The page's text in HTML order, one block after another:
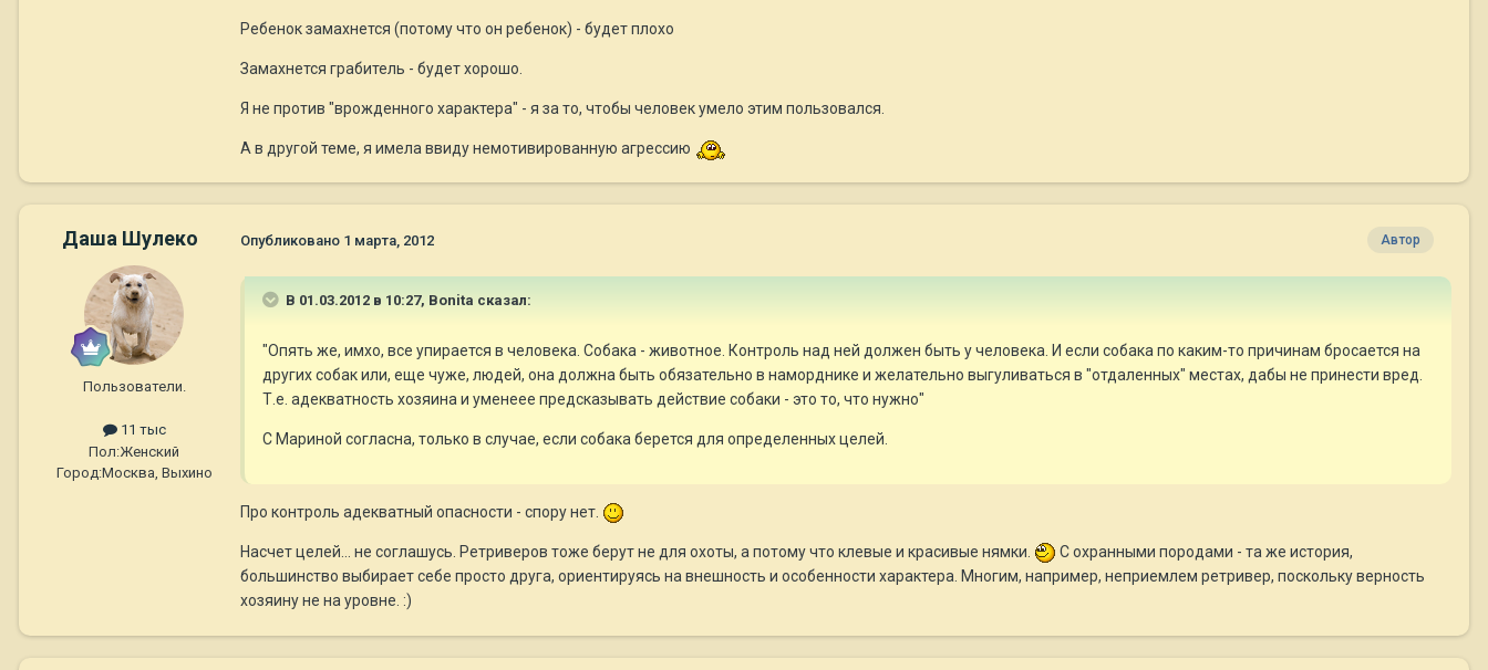
Ребенок замахнется (потому что он ребенок) - будет плохо
Замахнется грабитель - будет хорошо.
Я не против "врожденного характера" - я за то, чтобы человек умело этим пользовался.
А в другой теме, я имела ввиду немотивированную агрессию
Даша Шулеко
Пользователи.
11 тыс
Пол:Женский
Город:Москва, Выхино
Автор
Опубликовано 1 марта, 2012
В 01.03.2012 в 10:27, Bonita сказал:
"Опять же, имхо, все упирается в человека. Собака - животное. Контроль над ней должен быть у человека. И если собака по каким-то причинам бросается на
других собак или, еще чуже, людей, она должна быть обязательно в наморднике и желательно выгуливаться в "отдаленных" местах, дабы не принести вред.
Т.е. адекватность хозяина и уменеее предсказывать действие собаки - это то, что нужно"
С Мариной согласна, только в случае, если собака берется для определенных целей.
Про контроль адекватный опасности - спору нет.
Насчет целей... не соглашусь. Ретриверов тоже берут не для охоты, а потому что клевые и красивые нямки.
С охранными породами - та же история,
большинство выбирает себе просто друга, ориентируясь на внешность и особенности характера. Многим, например, неприемлем ретривер, поскольку верность
хозяину не на уровне. :)